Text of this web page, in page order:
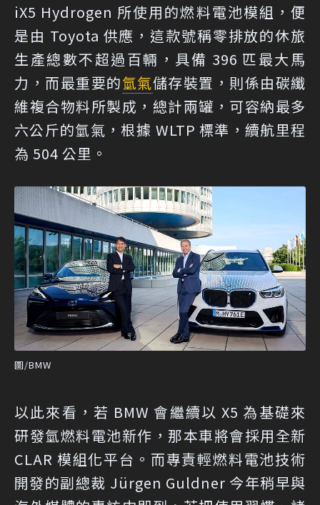
iX5 Hydrogen 所使用的燃料電池模組，便
是由 Toyota 供應，這款號稱零排放的休旅
生產總數不超過百輛，具備 396 匹最大馬
力，而最重要的氫氣儲存裝置，則係由碳纖
維複合物料所製成，總計兩罐，可容納最多
六公斤的氫氣，根據 WLTP 標準，續航里程
為 504 公里。
圖/BMW
以此來看，若 BMW 會繼續以 X5 為基礎來
研發氫燃料電池新作，那本車將會採用全新
CLAR 模組化平台。而專責輕燃料電池技術
開發的副總裁 Jürgen Guldner 今年稍早與